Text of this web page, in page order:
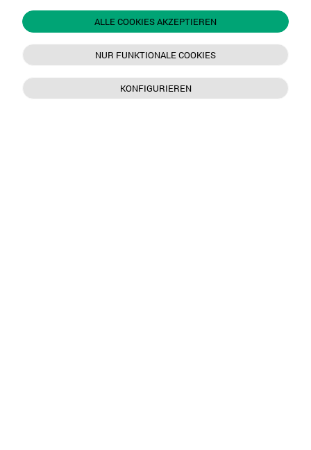
ALLE COOKIES AKZEPTIEREN
NUR FUNKTIONALE COOKIES
KONFIGURIEREN